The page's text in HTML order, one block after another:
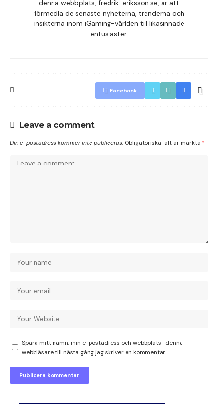
denna webbplats, fredrik-eriksson.se, är att
förmedla de senaste nyheterna, trenderna och
insikterna inom iGaming-världen till likasinnade
entusiaster.
Facebook
Leave a comment
Din e-postadress kommer inte publiceras. Obligatoriska fält är märkta *
Spara mitt namn, min e-postadress och webbplats i denna
webbläsare till nästa gång jag skriver en kommentar.